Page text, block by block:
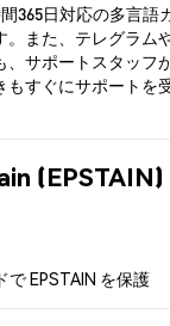
365日対応の多言語
。また、テレグラム
、サポートスタッフ
すぐにサポートを
(EPSTAIN)
で EPSTAIN を保護